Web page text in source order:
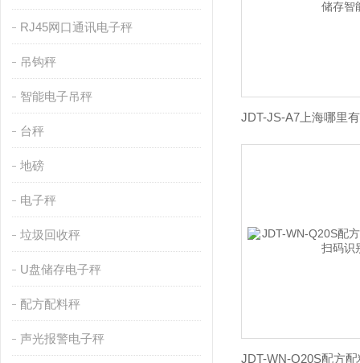
RJ45网口通讯电子秤
吊钩秤
智能电子吊秤
台秤
地磅
电子秤
垃圾回收秤
U盘储存电子秤
配方配料秤
声光报警电子秤